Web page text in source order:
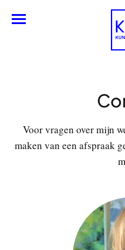
Voor vragen over mijn
maken van een afspraak